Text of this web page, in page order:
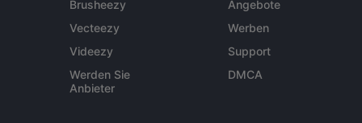
Brusheezy
Vecteezy
Videezy
Werden Sie
Anbieter
Angebote
Werben
Support
DMCA